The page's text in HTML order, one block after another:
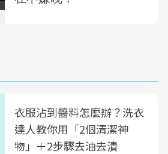
衣服沾到醬料怎麼辦？洗衣
達人教你用「2個清潔神
物」＋2步驟去油去漬